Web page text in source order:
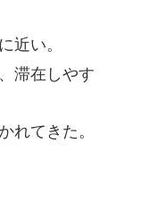
近い。
滞在しやす
れてきた。